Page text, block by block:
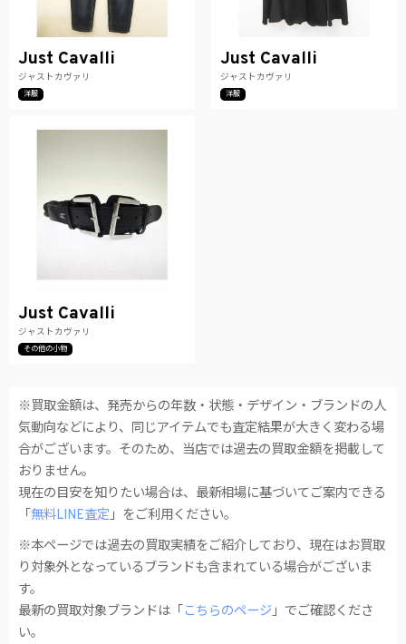
Just Cavalli
ジャストカヴァリ
洋服
Just Cavalli
ジャストカヴァリ
洋服
Just Cavalli
ジャストカヴァリ
その他の小物
※買取金額は、発売からの年数・状態・デザイン・ブランドの人
気動向などにより、同じアイテムでも査定結果が大きく変わる場
合がございます。そのため、当店では過去の買取金額を掲載して
おりません。
現在の目安を知りたい場合は、最新相場に基づいてご案内できる
「 無料LINE査定」をご利用ください。
※本ページでは過去の買取実績をご紹介しており、現在はお買取
り対象外となっているブランドも含まれている場合がございま
す。
最新の買取対象ブランドは「 こちらのページ」でご確認くださ
い。